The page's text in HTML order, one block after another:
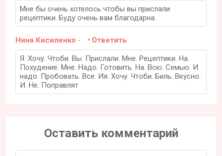
Мне бы очень хотелось чтобы вы прислали
рецептики. Буду очень вам благодарна.
Нина Кисиленко - Ответить
Я. Хочу. Чтоби. Вы. Прислали. Мне. Рецептики. На.
Похудение. Мне. Надо. Готовить. На. Всю. Семью. И
надо. Пробовать. Все. Ия. Хочу. Чтоби. Биль. Вкусно.
И. Не. Поправлят
Оставить комментарий